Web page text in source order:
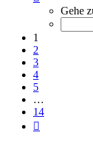
von
Gehe
1
2
3
4
5
…
14